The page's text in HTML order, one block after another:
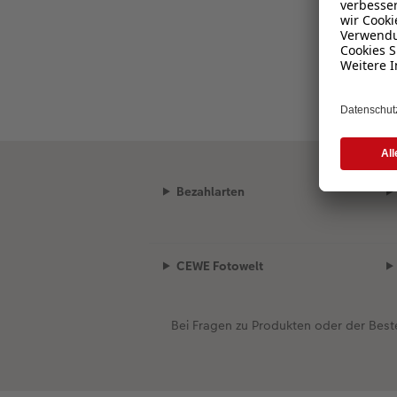
Bezahlarten
CEWE Fotowelt
Bei Fragen zu Produkten oder der